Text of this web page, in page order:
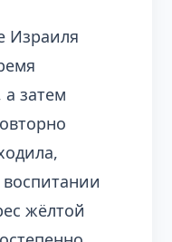
Израиля
затем
жёлтой